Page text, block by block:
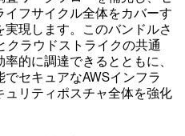
フサイクル全体をカバーす
現します。このバンドルさ
クラウドストライクの共通
的に調達できるとともに、
セキュアなAWSインフラ
リティポスチャ全体を強化